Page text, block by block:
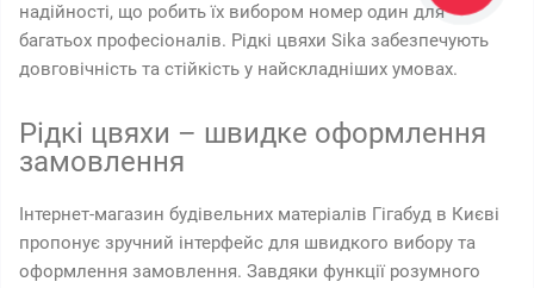
надійності, що робить їх вибором номер один для
багатьох професіоналів. Рідкі цвяхи Sika забезпечують
довговічність та стійкість у найскладніших умовах.
Рідкі цвяхи – швидке оформлення
замовлення
Інтернет-магазин будівельних матеріалів Гігабуд в Києві
пропонує зручний інтерфейс для швидкого вибору та
оформлення замовлення. Завдяки функції розумного